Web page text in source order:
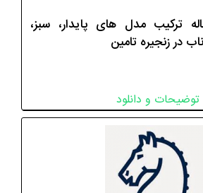
ترکیب مدل های پایدار، سبز،
زنجیره تامین
توضیحات و دانلود